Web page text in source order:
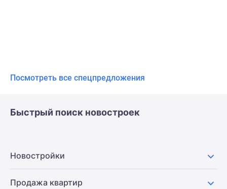
Посмотреть все спецпредложения
Быстрый поиск новостроек
Новостройки
Продажа квартир